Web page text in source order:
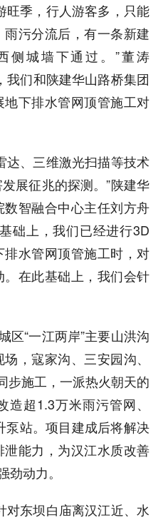
旺季，行人游客多，只能
污分流后，有一条新建
侧城墙下通过。”董涛
我们和陕建华山路桥集团
下排水管网顶管施工对
达、三维激光扫描等技术
展征兆的探测。”陕建华
智融合中心主任刘方舟
础上，我们已经进行3D
水管网顶管施工时，对
在此基础上，我们会针
区“一江两岸”主要山洪沟
，寇家沟、三安园沟、
步施工，一派热火朝天的
超1.3万米雨污管网、
泵站。项目建成后将解决
能力，为汉江水质改善
劲动力。
对东坝白庙离汉江近、水